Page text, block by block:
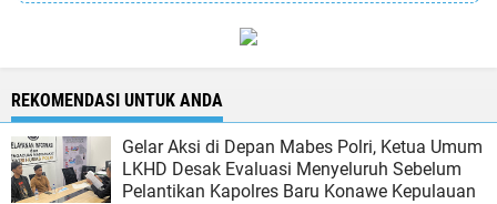
REKOMENDASI UNTUK ANDA
Gelar Aksi di Depan Mabes Polri, Ketua Umum
LKHD Desak Evaluasi Menyeluruh Sebelum
Pelantikan Kapolres Baru Konawe Kepulauan